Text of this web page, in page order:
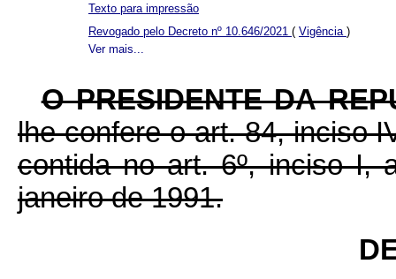
Ver mais...
Texto para impressão
Revogado pelo Decreto nº 10.646/2021 ( Vigência )
O PRESIDENTE DA
lhe confere o art. 84, inciso
contida no art. 6º, inciso I,
janeiro de 1991.